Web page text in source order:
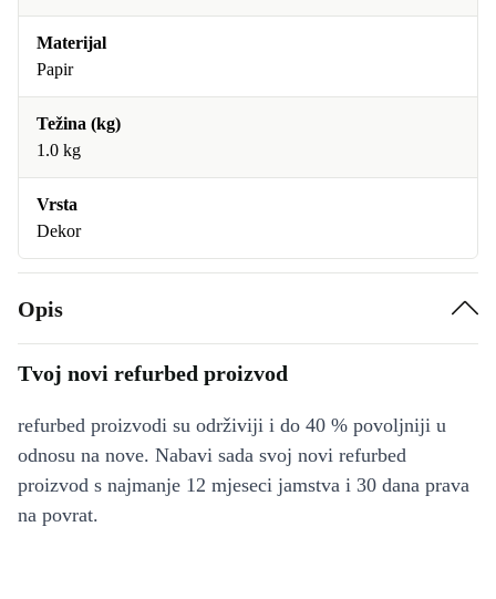
Materijal
Papir
Težina (kg)
1.0 kg
Vrsta
Dekor
Opis
Tvoj novi refurbed proizvod
refurbed proizvodi su održiviji i do 40 % povoljniji u
odnosu na nove. Nabavi sada svoj novi refurbed
proizvod s najmanje 12 mjeseci jamstva i 30 dana prava
na povrat.